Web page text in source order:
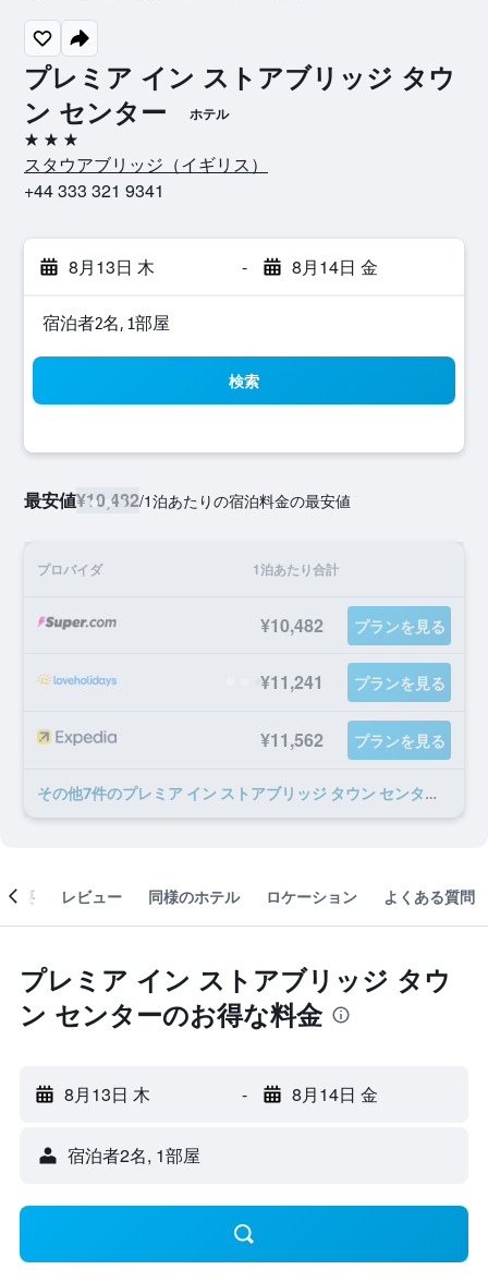
プレミア イン ストアブリッジ タウ
ン センター
ホテル
3つ星
スタウアブリッジ​（イギリス​）​
+44 333 321 9341
8月13日 木 - 8月14日 金
宿泊者2名, 1​部屋
検索
最安値¥10,482/1泊あたりの宿泊料金の最安値
プロバイダ 1泊あたり合計
¥10,482 プランを見る
¥11,241 プランを見る
¥11,562 プランを見る
​その他7​件のプレミア イン ストアブリッジ タウン センターのオファー
概要 レビュー 同様のホテル ロケーション よくある質問
プレミア イン ストアブリッジ タウ
ン センターのお得な料金
8月13日 木 - 8月14日 金
宿泊者2名, 1​部屋